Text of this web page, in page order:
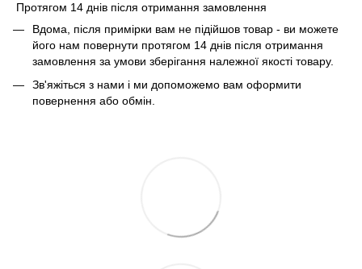
Протягом 14 днів після отримання замовлення
Вдома, після примірки вам не підійшов товар - ви можете
його нам повернути протягом 14 днів після отримання
замовлення за умови зберігання належної якості товару.
Зв'яжіться з нами і ми допоможемо вам оформити
повернення або обмін.